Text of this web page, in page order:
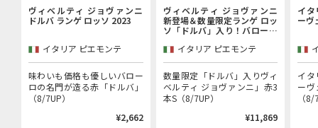
ヴィベルティ ジョヴァンニ
ドルバ ランゲ ロッソ 2023
イタリア ピエモンテ
味わいも価格も優しいバロー
ロの名門が造る赤「ドルバ」
（8/7UP）
¥2,662
ヴィベルティ ジョヴァンニ
新登場＆数量限定ランゲ ロッ
ソ「ドルバ」入り！バローロ
産者「ヴィベルティ ジョヴァ
ンニ」赤3本セット
イタリア ピエモンテ
数量限定「ドルバ」入りヴィ
ベルティ ジョヴァンニ」赤3
本S（8/7UP）
¥11,869
イタ
ーヴ
イタ
ー
（